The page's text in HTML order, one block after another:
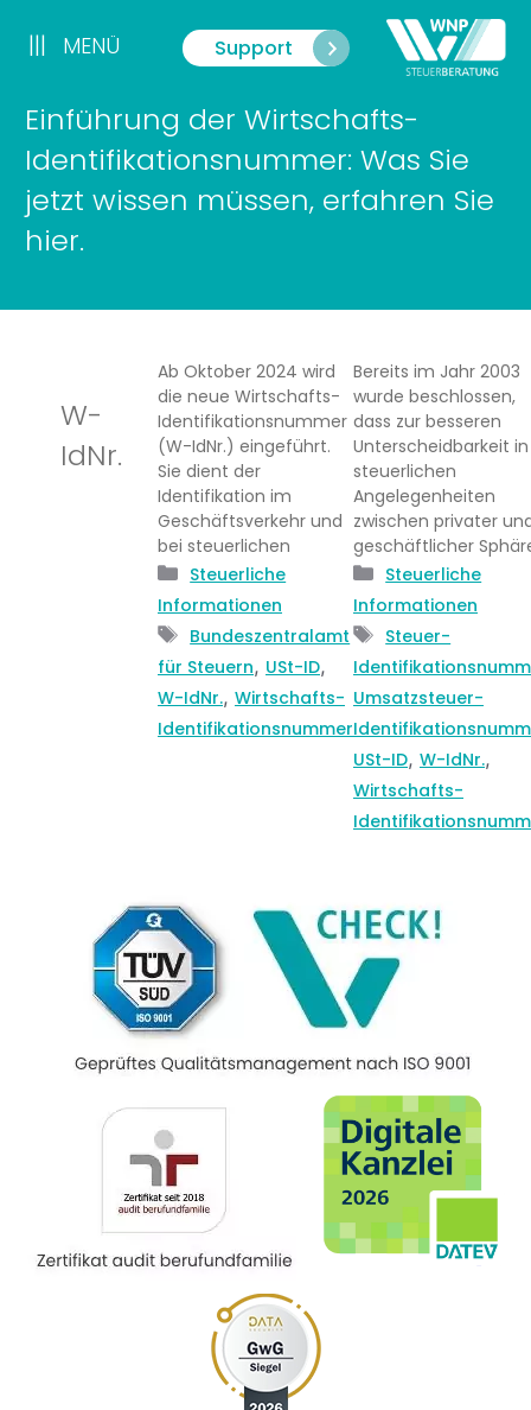
Inhalt
springen
Support
||| MENÜ
Einführung der Wirtschafts-
Identifikationsnummer: Was Sie
jetzt wissen müssen, erfahren Sie
hier.
W-
IdNr.
Ab Oktober 2024 wird
die neue Wirtschafts-
Identifikationsnummer
(W-IdNr.) eingeführt.
Sie dient der
Identifikation im
Geschäftsverkehr und
bei steuerlichen
Kategorien
Steuerliche
Informationen
Schlagwörter
Bundeszentralamt
für Steuern, USt-ID,
W-IdNr., Wirtschafts-
Identifikationsnummer
Bereits im Jahr 2003
wurde beschlossen,
dass zur besseren
Unterscheidbarkeit in
steuerlichen
Angelegenheiten
zwischen privater
geschäftlicher
Kategorien
Steuerliche
Informationen
Schlagwörter
Steuer-
Umsatzsteuer-
USt-ID, W-IdNr.,
Wirtschafts-